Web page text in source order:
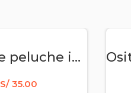
Osita de peluche ingeniera
S/35.00